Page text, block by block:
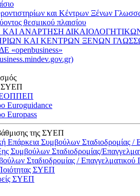
και Κέντρων Ξένων
θεσμικού πλαισίου
ΑΝΑΡΤΗΣΗ
ΚΑΙ ΚΕΝΤΡΩΝ ΞΕΝΩΝ
«openbusiness»
ΕΟΠΠΕΠ
Euroguidance
Europass
της ΣΥΕΠ
Επάρκεια Συμβούλων Σταδιοδρομίας /
Συμβούλων Σταδιοδρομίας/
Σταδιοδρομίας / Επαγγελματικού
ΣΥΕΠ
ΣΥΕΠ